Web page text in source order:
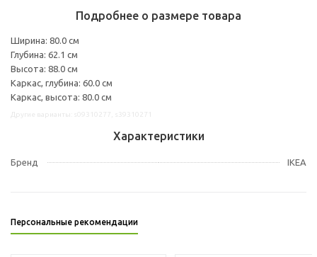
Подробнее о размере товара
Ширина: 80.0 см
Глубина: 62.1 см
Высота: 88.0 см
Каркас, глубина: 60.0 см
Каркас, высота: 80.0 см
Характеристики
Бренд IKEA
Персональные рекомендации